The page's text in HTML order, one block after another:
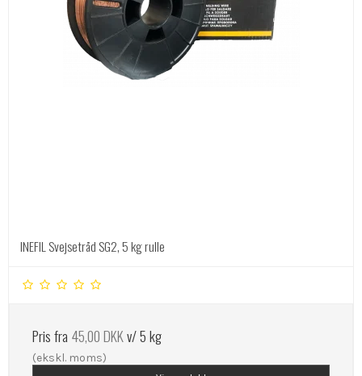
INEFIL Svejsetråd SG2, 5 kg rulle
Pris fra 45,00 DKKv/ 5 kg
(ekskl. moms)